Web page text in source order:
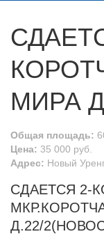
МИРА
Общая площадь:
Цена: 35 000 руб.
Адрес: Новый
СДАЕТСЯ 2-
Д.22/